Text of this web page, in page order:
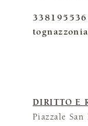
DIRITTO E
Piazzale